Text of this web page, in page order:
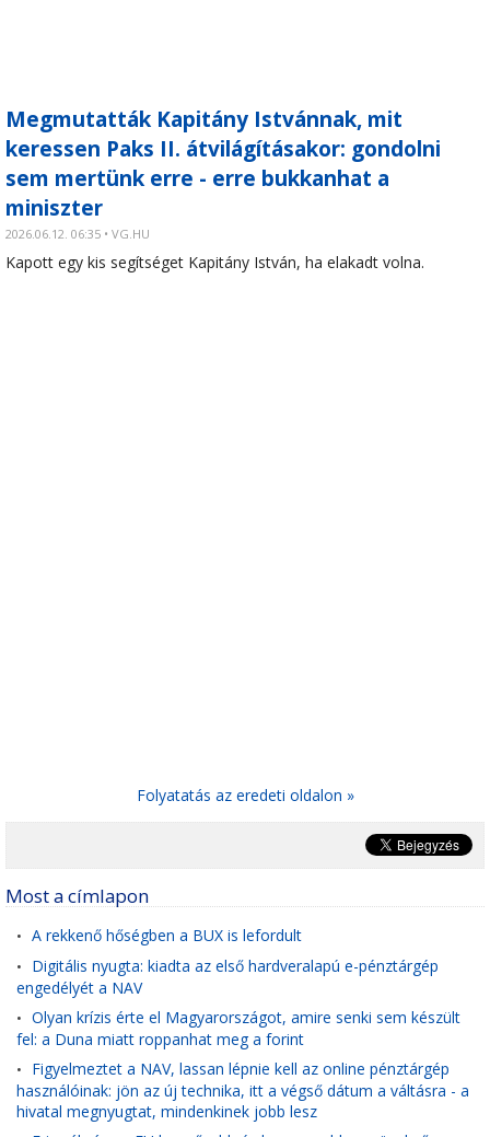
Megmutatták Kapitány Istvánnak, mit
keressen Paks II. átvilágításakor: gondolni
sem mertünk erre - erre bukkanhat a
miniszter
2026.06.12. 06:35 • VG.HU
Kapott egy kis segítséget Kapitány István, ha elakadt volna.
Folyatatás az eredeti oldalon »
Most a címlapon
• A rekkenő hőségben a BUX is lefordult
• Digitális nyugta: kiadta az első hardveralapú e-pénztárgép
engedélyét a NAV
• Olyan krízis érte el Magyarországot, amire senki sem készült
fel: a Duna miatt roppanhat meg a forint
• Figyelmeztet a NAV, lassan lépnie kell az online pénztárgép
használóinak: jön az új technika, itt a végső dátum a váltásra - a
hivatal megnyugtat, mindenkinek jobb lesz